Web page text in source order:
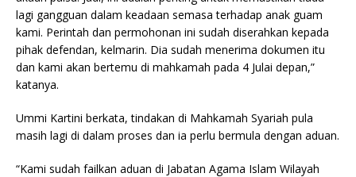
lagi gangguan dalam keadaan semasa terhadap anak guam
kami. Perintah dan permohonan ini sudah diserahkan kepada
pihak defendan, kelmarin. Dia sudah menerima dokumen itu
dan kami akan bertemu di mahkamah pada 4 Julai depan,”
katanya.
Ummi Kartini berkata, tindakan di Mahkamah Syariah pula
masih lagi di dalam proses dan ia perlu bermula dengan aduan.
“Kami sudah failkan aduan di Jabatan Agama Islam Wilayah